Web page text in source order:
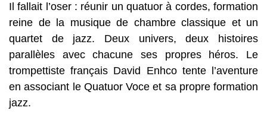
Il fallait l’oser : réunir un quatuor à cordes, formation
reine de la musique de chambre classique et un
quartet de jazz. Deux univers, deux histoires
parallèles avec chacune ses propres héros. Le
trompettiste français David Enhco tente l’aventure
en associant le Quatuor Voce et sa propre formation
jazz.